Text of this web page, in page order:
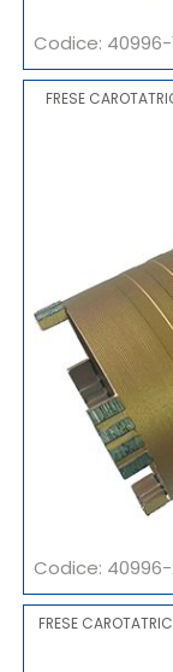
Codice: 40996-
FRESE
Codice:
FRESE